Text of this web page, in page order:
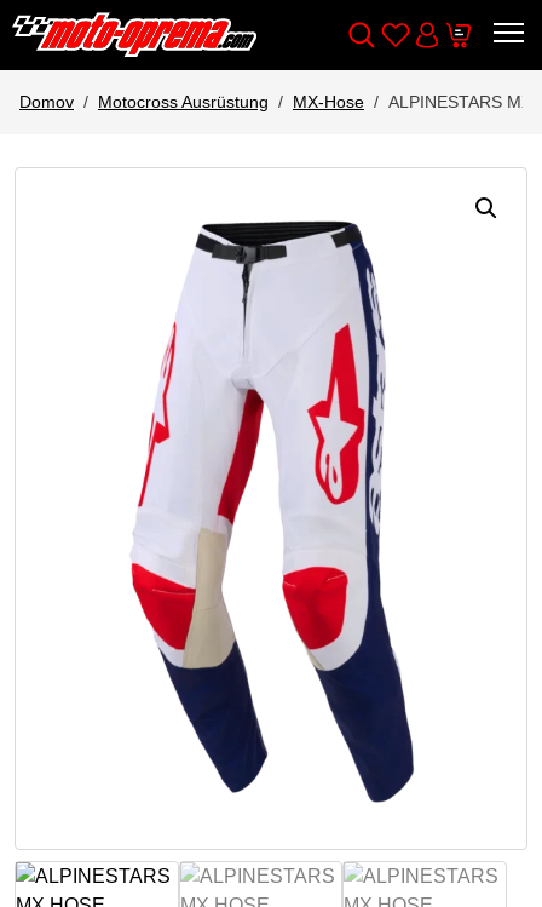
Wishlist
Cart
Domov Motocross Ausrüstung MX-Hose ALPINESTARS MX